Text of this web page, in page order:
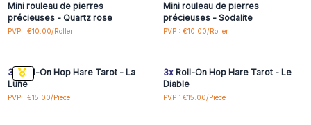
Mini rouleau de pierres
précieuses - Quartz rose
PVP : €10.00/Roller
Mini rouleau de pierres
précieuses - Sodalite
PVP : €10.00/Roller
Connectez-vous ou
3x Roll-On Hop Hare Tarot - La
Lune
PVP : €15.00/Piece
Connectez-vous ou
3xRoll-On Hop Hare Tarot - Le
Diable
PVP : €15.00/Piece
Connectez-vous ou
Connectez-vous ou